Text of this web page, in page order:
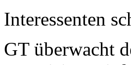
Interessenten
GT überwacht